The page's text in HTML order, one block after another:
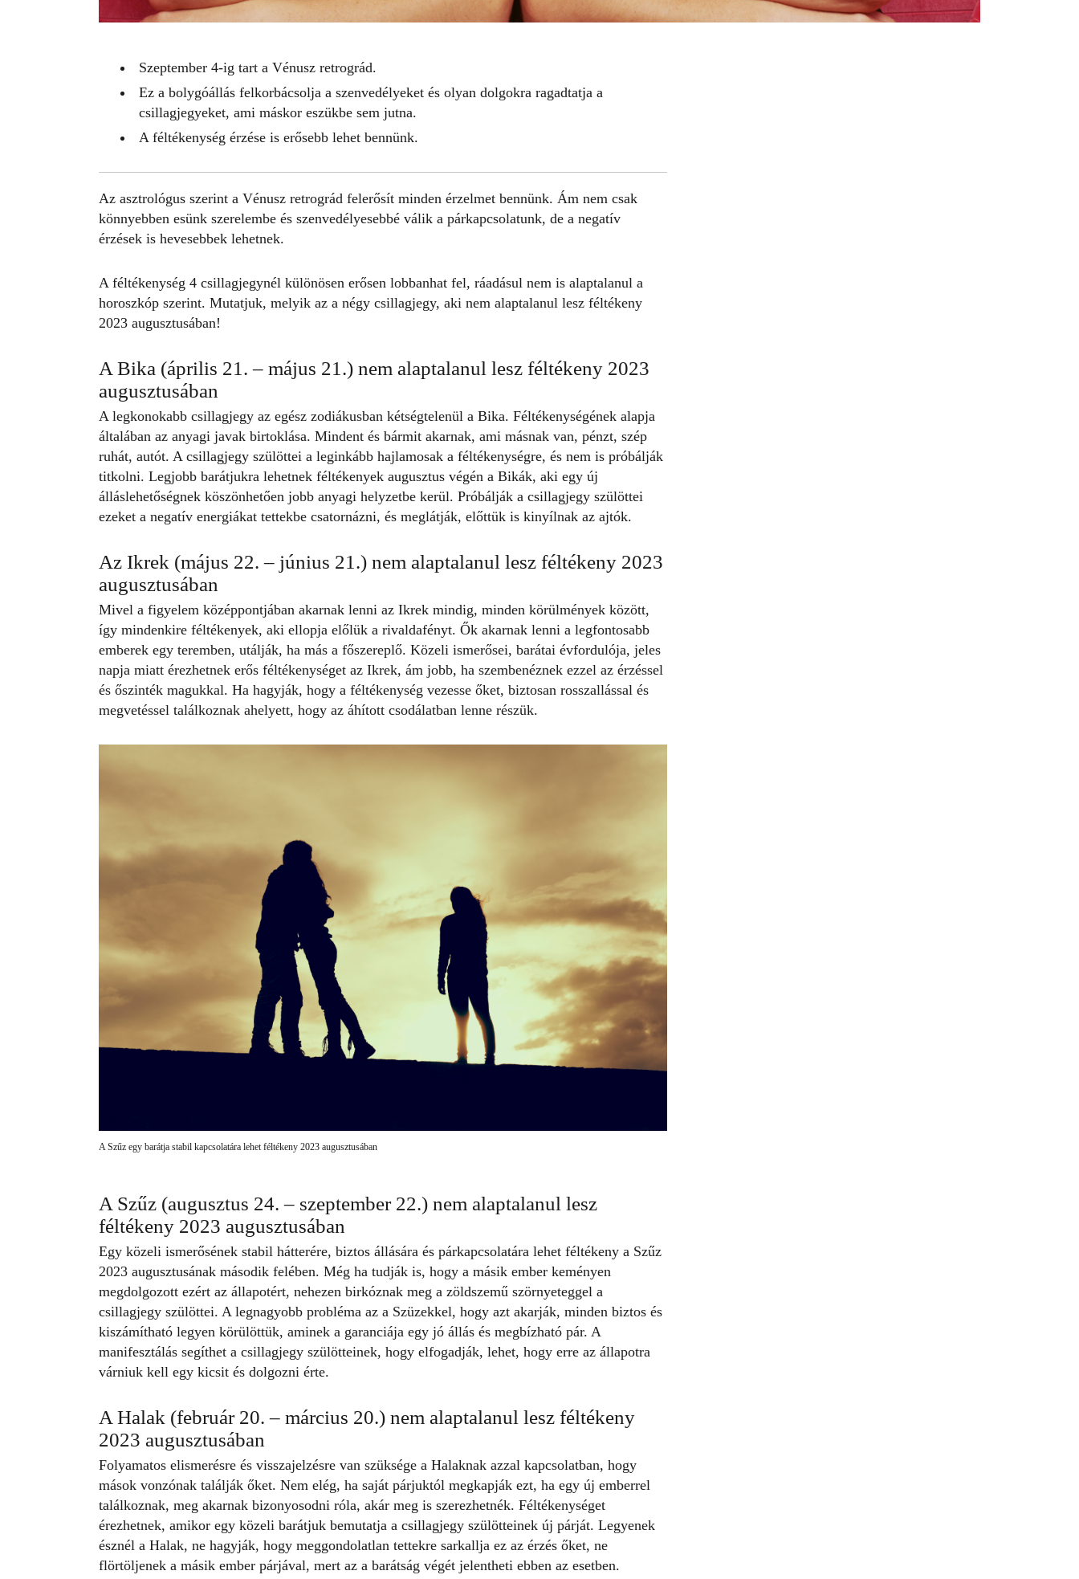
Szeptember 4-ig tart a Vénusz retrográd.
Ez a bolygóállás felkorbácsolja a szenvedélyeket és olyan dolgokra ragadtatja a
csillagjegyeket, ami máskor eszükbe sem jutna.
A féltékenység érzése is erősebb lehet bennünk.
Az asztrológus szerint a Vénusz retrográd felerősít minden érzelmet bennünk. Ám nem csak
könnyebben esünk szerelembe és szenvedélyesebbé válik a párkapcsolatunk, de a negatív
érzések is hevesebbek lehetnek.
A féltékenység 4 csillagjegynél különösen erősen lobbanhat fel, ráadásul nem is alaptalanul a
horoszkóp szerint. Mutatjuk, melyik az a négy csillagjegy, aki nem alaptalanul lesz féltékeny
2023 augusztusában!
A Bika (április 21. – május 21.) nem alaptalanul lesz féltékeny 2023
augusztusában
A legkonokabb csillagjegy az egész zodiákusban kétségtelenül a Bika. Féltékenységének alapja
általában az anyagi javak birtoklása. Mindent és bármit akarnak, ami másnak van, pénzt, szép
ruhát, autót. A csillagjegy szülöttei a leginkább hajlamosak a féltékenységre, és nem is próbálják
titkolni. Legjobb barátjukra lehetnek féltékenyek augusztus végén a Bikák, aki egy új
álláslehetőségnek köszönhetően jobb anyagi helyzetbe kerül. Próbálják a csillagjegy szülöttei
ezeket a negatív energiákat tettekbe csatornázni, és meglátják, előttük is kinyílnak az ajtók.
Az Ikrek (május 22. – június 21.) nem alaptalanul lesz féltékeny 2023
augusztusában
Mivel a figyelem középpontjában akarnak lenni az Ikrek mindig, minden körülmények között,
így mindenkire féltékenyek, aki ellopja előlük a rivaldafényt. Ők akarnak lenni a legfontosabb
emberek egy teremben, utálják, ha más a főszereplő. Közeli ismerősei, barátai évfordulója, jeles
napja miatt érezhetnek erős féltékenységet az Ikrek, ám jobb, ha szembenéznek ezzel az érzéssel
és őszinték magukkal. Ha hagyják, hogy a féltékenység vezesse őket, biztosan rosszallással és
megvetéssel találkoznak ahelyett, hogy az áhított csodálatban lenne részük.
A Szűz egy barátja stabil kapcsolatára lehet féltékeny 2023 augusztusában
A Szűz (augusztus 24. – szeptember 22.) nem alaptalanul lesz
féltékeny 2023 augusztusában
Egy közeli ismerősének stabil hátterére, biztos állására és párkapcsolatára lehet féltékeny a Szűz
2023 augusztusának második felében. Még ha tudják is, hogy a másik ember keményen
megdolgozott ezért az állapotért, nehezen birkóznak meg a zöldszemű szörnyeteggel a
csillagjegy szülöttei. A legnagyobb probléma az a Szüzekkel, hogy azt akarják, minden biztos és
kiszámítható legyen körülöttük, aminek a garanciája egy jó állás és megbízható pár. A
manifesztálás segíthet a csillagjegy szülötteinek, hogy elfogadják, lehet, hogy erre az állapotra
várniuk kell egy kicsit és dolgozni érte.
A Halak (február 20. – március 20.) nem alaptalanul lesz féltékeny
2023 augusztusában
Folyamatos elismerésre és visszajelzésre van szüksége a Halaknak azzal kapcsolatban, hogy
mások vonzónak találják őket. Nem elég, ha saját párjuktól megkapják ezt, ha egy új emberrel
találkoznak, meg akarnak bizonyosodni róla, akár meg is szerezhetnék. Féltékenységet
érezhetnek, amikor egy közeli barátjuk bemutatja a csillagjegy szülötteinek új párját. Legyenek
észnél a Halak, ne hagyják, hogy meggondolatlan tettekre sarkallja ez az érzés őket, ne
flörtöljenek a másik ember párjával, mert az a barátság végét jelentheti ebben az esetben.